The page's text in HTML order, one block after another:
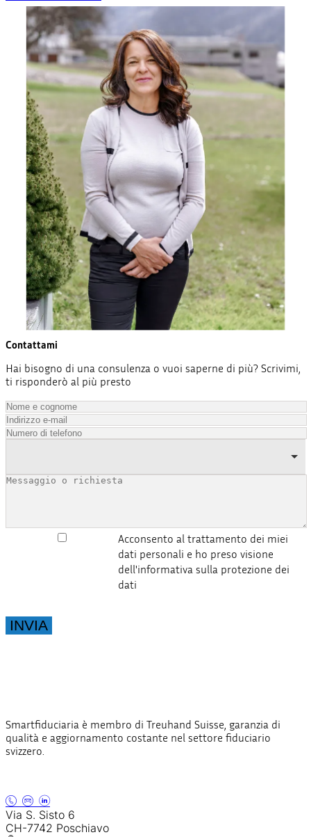
Contattami
Hai bisogno di una consulenza o vuoi saperne di più? Scrivimi,
ti risponderò al più presto
Acconsento al trattamento dei miei
dati personali e ho preso visione
dell'informativa sulla protezione dei
dati
INVIA
Smartfiduciaria è membro di Treuhand Suisse, garanzia di
qualità e aggiornamento costante nel settore fiduciario
svizzero.
Via S. Sisto 6
CH-7742 Poschiavo